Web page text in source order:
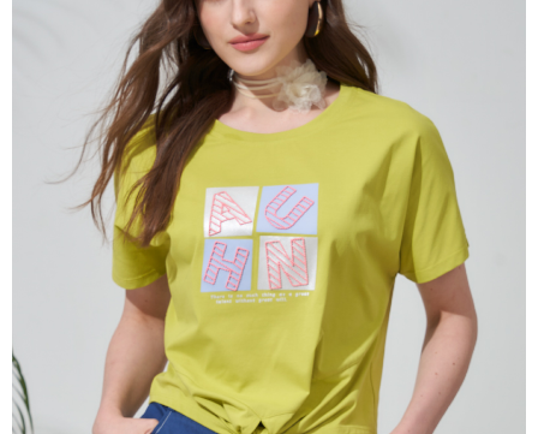
2.透過簡訊連結打開帳單後，可選擇「超商條碼／台灣大直營門市／銀行轉
帳／街口支付／iPASS MONEY」等通路繳費。
【注意事項】
1.本服務係由「台灣大哥大股份有限公司」（以下簡稱本公司）所提供，讓
用戶於交易時，得透過本服務購買商品或服務，並由商店將買賣／分期付款
買賣價金債權讓與本公司後，依約使用本公司帳單繳交帳款。
2.基於同意付款使用「大哥付你分期」之契約關係目的，商店將以您的個人
資料（包含姓名、電話或地址）提供予台灣大哥大進項蒐集、處理及利用，
由本公司與您本人進行分期帳單所需資料之確認、核對及更正。
3.完整用戶服務條款，請詳閱以下連結：https://oppay.tw/userRule
１．於結帳方式選擇「AFTEE先享後付」後，將跳轉至「AFTEE先享後付」
結帳頁面，進行簡訊認證並確認金額後，即可完成結帳。
２．訂單成立數日內，您將收到繳費通知簡訊。
３．收到繳費通知簡訊後14天內，點擊此簡訊中的連結，可透過四大超商／
ATM／網路銀行／等多元方式進行付款，方視為交易完成。
※ 請注意：結帳手續完成當下不需立刻繳費，但若您需要取消訂單，請聯絡
購買商品的店家。未經商家同意取消之訂單仍視為有效，需透過AFTEE先享
後付繳納相關費用。
※ 交易是否成功請以「AFTEE先享後付 」之結帳頁面顯示為準，若有關於
是否繳費成功／繳費後需取消欲退款等相關疑問，請聯繫「AFTEE先享後付
客戶支援中心」https://netprotections.freshdesk.com/support/home
【注意事項】
１．透過由恩沛科技股份有限公司提供之「AFTEE先享後付」服務完成之交
易，需依本服務之必要範圍內提供個人資料，並將交易相關給付款項請求債
權轉讓予恩沛科技股份有限公司。
２．關於個人資料處理事宜，請瀏覽以下網址：
https://aftee.tw/terms/#terms3
３．未成年的使用者請事先徵得法定代理人或監護人之同意方可使用
「AFTEE先享後付」，若未經同意申辦者引起之損失，本公司不負相關責
每筆NT$120，滿NT$2,000(含以上)免運費
每筆NT$120，滿NT$2,000(含以上)免運費